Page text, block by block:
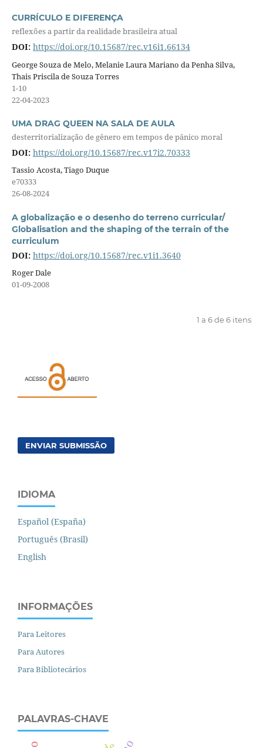
CURRÍCULO E DIFERENÇA
reflexões a partir da realidade brasileira atual
DOI: https://doi.org/10.15687/rec.v16i1.66134
George Souza de Melo, Melanie Laura Mariano da Penha Silva,
Thais Priscila de Souza Torres
1-10
22-04-2023
UMA DRAG QUEEN NA SALA DE AULA
desterritorialização de gênero em tempos de pânico moral
DOI: https://doi.org/10.15687/rec.v17i2.70333
Tassio Acosta, Tiago Duque
e70333
26-08-2024
A globalização e o desenho do terreno curricular/
Globalisation and the shaping of the terrain of the
curriculum
DOI: https://doi.org/10.15687/rec.v1i1.3640
Roger Dale
01-09-2008
1 a 6 de 6 itens
ENVIAR SUBMISSÃO
IDIOMA
Español (España)
Português (Brasil)
English
INFORMAÇÕES
Para Leitores
Para Autores
Para Bibliotecários
PALAVRAS-CHAVE